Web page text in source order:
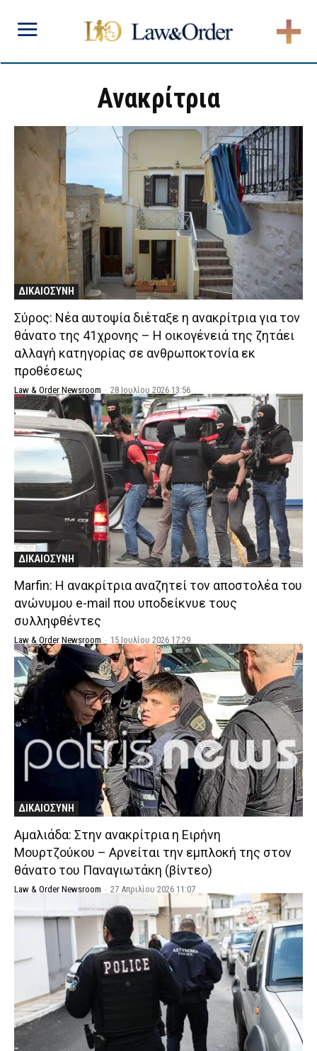
Ανακρίτρια
ΔΙΚΑΙΟΣΥΝΗ
Σύρος: Νέα αυτοψία διέταξε η ανακρίτρια για τον
θάνατο της 41χρονης – Η οικογένειά της ζητάει
αλλαγή κατηγορίας σε ανθρωποκτονία εκ
προθέσεως
Law & Order Newsroom - 28 Ιουλίου 2026 13:56
ΔΙΚΑΙΟΣΥΝΗ
Marfin: Η ανακρίτρια αναζητεί τον αποστολέα του
ανώνυμου e-mail που υποδείκνυε τους
συλληφθέντες
Law & Order Newsroom - 15 Ιουλίου 2026 17:29
ΔΙΚΑΙΟΣΥΝΗ
Αμαλιάδα: Στην ανακρίτρια η Ειρήνη
Μουρτζούκου – Αρνείται την εμπλοκή της στον
θάνατο του Παναγιωτάκη (βίντεο)
Law & Order Newsroom - 27 Απριλίου 2026 11:07